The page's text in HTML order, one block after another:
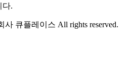
다.
사 큐플레이스 All rights reserved.